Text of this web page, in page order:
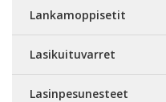
Lankamoppisetit
Lasikuituvarret
Lasinpesunesteet